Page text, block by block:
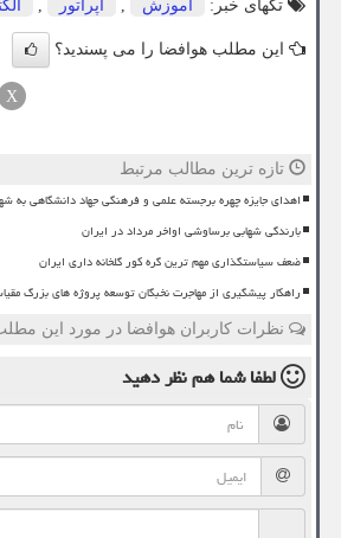
تگهای خبر:
آموزش , اپراتور ,
این مطلب هوافضا را می پسندید؟
X
تازه ترین مطالب مرتبط
اهدای جایزه چهره برجسته علمی و فرهنگی جهاد دانشگاهی به
بارندگی شهابی برساوشی اواخر مرداد در ایران
ضعف سیاستگذاری مهم ترین گره کور گلخانه داری ایران
راهکار پیشگیری از مهاجرت نخبگان توسعه پروژه های بزرگ
نظرات کاربران هوافضا در مورد این
لطفا شما همنظر دهید